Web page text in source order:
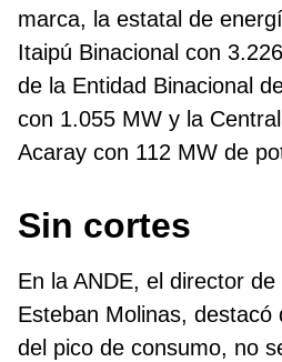
marca, la estatal de
Itaipú Binacional con
de la Entidad Binacional
con 1.055 MW y la
Acaray con 112 MW de
Sin cortes
En la ANDE, el director de
Esteban Molinas, destacó
del pico de consumo, no